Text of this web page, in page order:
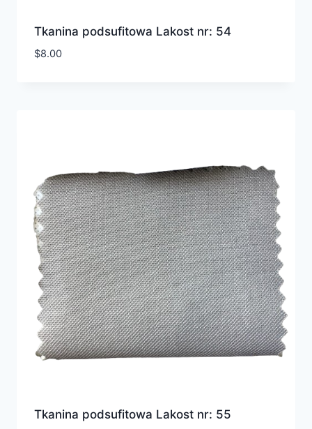
Tkanina podsufitowa Lakost nr: 54
$8.00
Tkanina podsufitowa Lakost nr: 55